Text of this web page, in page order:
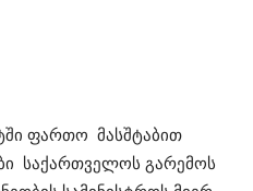
ფართო მასშტაბით
საქართველოს გარემოს